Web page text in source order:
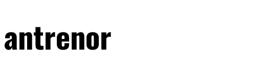
antrenor